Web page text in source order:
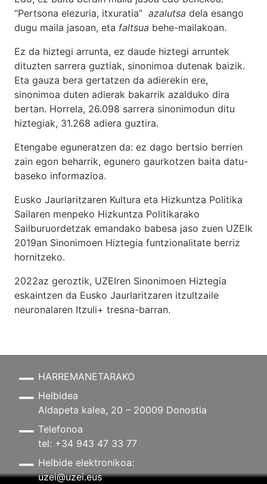
“Pertsona elezuria, itxuratia” azalutsa dela esango
dugu maila jasoan, eta faltsua behe-mailakoan.
Ez da hiztegi arrunta, ez daude hiztegi arruntek
dituzten sarrera guztiak, sinonimoa dutenak baizik.
Eta gauza bera gertatzen da adierekin ere,
sinonimoa duten adierak bakarrik azalduko dira
bertan. Horrela, 26.098 sarrera sinonimodun ditu
hiztegiak, 31.268 adiera guztira.
Etengabe eguneratzen da: ez dago bertsio berrien
zain egon beharrik, egunero gaurkotzen baita datu-
baseko informazioa.
Eusko Jaurlaritzaren Kultura eta Hizkuntza Politika
Sailaren menpeko Hizkuntza Politikarako
Sailburuordetzak emandako babesa jaso zuen UZEIk
2019an Sinonimoen Hiztegia funtzionalitate berriz
hornitzeko.
2022az geroztik, UZEIren Sinonimoen Hiztegia
eskaintzen da Eusko Jaurlaritzaren itzultzaile
neuronalaren Itzuli+ tresna-barran.
HARREMANETARAKO
Helbidea
Aldapeta kalea, 20 – 20009 Donostia
Telefonoa
tel: +34 943 47 33 77
Helbide elektronikoa:
uzei@uzei.eus